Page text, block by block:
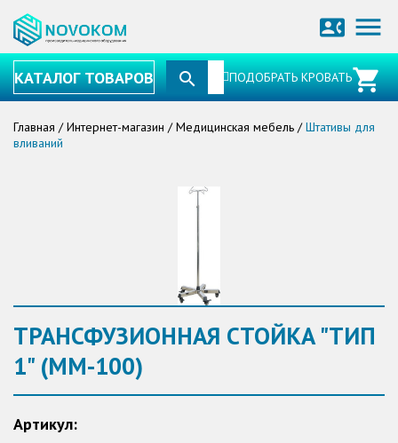
menu
contact_phone
КАТАЛОГ ТОВАРОВ ПОДОБРАТЬ КРОВАТЬ
Главная / Интернет-магазин / Медицинская мебель / Штативы для
вливаний
ТРАНСФУЗИОННАЯ СТОЙКА "ТИП
1" (ММ-100)
Артикул: